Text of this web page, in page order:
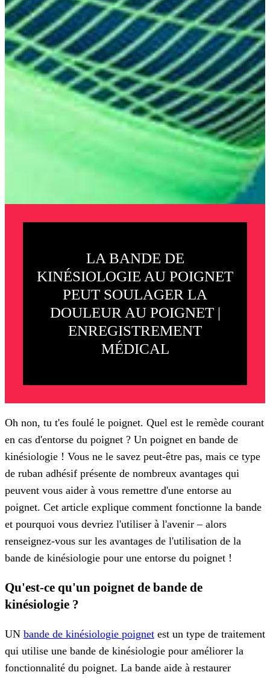
LA BANDE DE
KINÉSIOLOGIE AU POIGNET
PEUT SOULAGER LA
DOULEUR AU POIGNET |
ENREGISTREMENT
MÉDICAL
Oh non, tu t'es foulé le poignet. Quel est le remède courant
en cas d'entorse du poignet ? Un poignet en bande de
kinésiologie ! Vous ne le savez peut-être pas, mais ce type
de ruban adhésif présente de nombreux avantages qui
peuvent vous aider à vous remettre d'une entorse au
poignet. Cet article explique comment fonctionne la bande
et pourquoi vous devriez l'utiliser à l'avenir – alors
renseignez-vous sur les avantages de l'utilisation de la
bande de kinésiologie pour une entorse du poignet !
Qu'est-ce qu'un poignet de bande de
kinésiologie ?
UN bande de kinésiologie poignet est un type de traitement
qui utilise une bande de kinésiologie pour améliorer la
fonctionnalité du poignet. La bande aide à restaurer